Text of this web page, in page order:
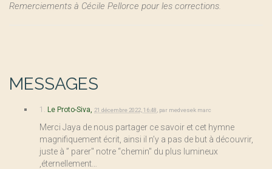
Remerciements à Cécile Pellorce pour les corrections.
MESSAGES
1. Le Proto-Siva, 21 décembre 2022, 16:48 par medvesek marc
Merci Jaya de nous partager ce savoir et cet hymne
magnifiquement écrit, ainsi il n’y a pas de but à découvrir,
juste à ” parer" notre “chemin" du plus lumineux
,éternellement…